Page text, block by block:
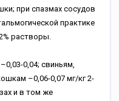
при спазмах сосудов
практике
растворы.
0,04; свиньям,
–0,06-0,07 мг/кг 2-
и в том же